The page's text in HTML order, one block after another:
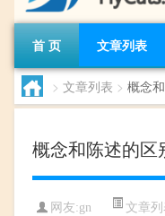
首 页 文章列表
> 文章列表 > 概念
概念和陈述的区
网友:gn 文章